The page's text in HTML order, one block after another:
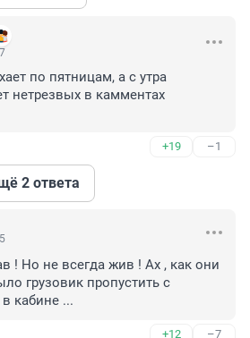
по пятницам, а с утра
нетрезвых в камментах
+19 –1
2 ответа
! Но не всегда жив ! Ах , как они
грузовик пропустить с
кабине ...
+12 –7